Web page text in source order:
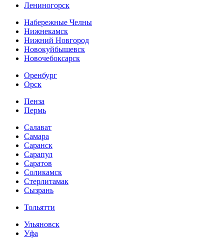
Лениногорск
Набережные Челны
Нижнекамск
Нижний Новгород
Новокуйбышевск
Новочебоксарск
Оренбург
Орск
Пенза
Пермь
Салават
Самара
Саранск
Сарапул
Саратов
Соликамск
Стерлитамак
Сызрань
Тольятти
Ульяновск
Уфа